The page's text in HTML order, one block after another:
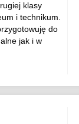
klasy
i technikum.
do
jak i w